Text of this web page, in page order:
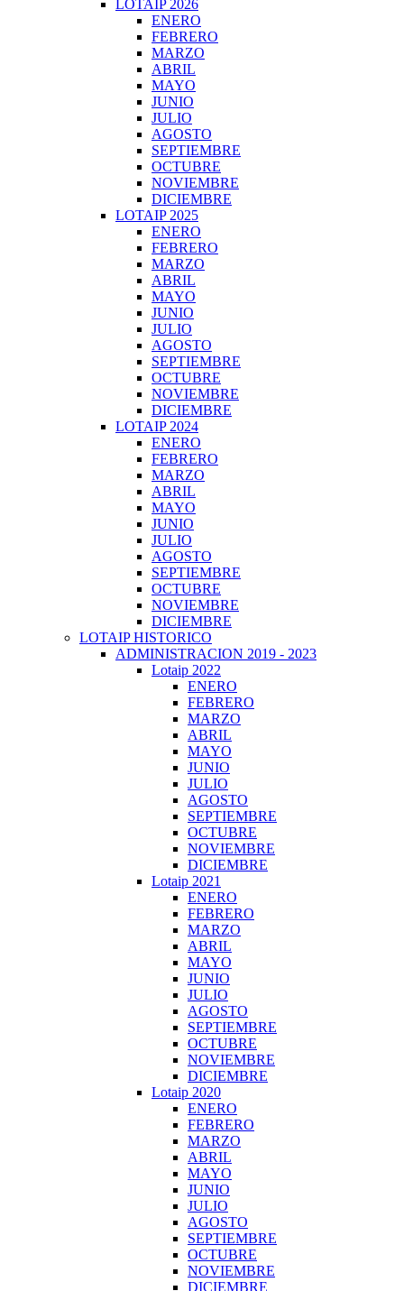
LOTAIP 2026
ENERO
FEBRERO
MARZO
ABRIL
MAYO
JUNIO
JULIO
AGOSTO
SEPTIEMBRE
OCTUBRE
NOVIEMBRE
DICIEMBRE
LOTAIP 2025
ENERO
FEBRERO
MARZO
ABRIL
MAYO
JUNIO
JULIO
AGOSTO
SEPTIEMBRE
OCTUBRE
NOVIEMBRE
DICIEMBRE
LOTAIP 2024
ENERO
FEBRERO
MARZO
ABRIL
MAYO
JUNIO
JULIO
AGOSTO
SEPTIEMBRE
OCTUBRE
NOVIEMBRE
DICIEMBRE
LOTAIP HISTORICO
ADMINISTRACION 2019 - 2023
Lotaip 2022
ENERO
FEBRERO
MARZO
ABRIL
MAYO
JUNIO
JULIO
AGOSTO
SEPTIEMBRE
OCTUBRE
NOVIEMBRE
DICIEMBRE
Lotaip 2021
ENERO
FEBRERO
MARZO
ABRIL
MAYO
JUNIO
JULIO
AGOSTO
SEPTIEMBRE
OCTUBRE
NOVIEMBRE
DICIEMBRE
Lotaip 2020
ENERO
FEBRERO
MARZO
ABRIL
MAYO
JUNIO
JULIO
AGOSTO
SEPTIEMBRE
OCTUBRE
NOVIEMBRE
DICIEMBRE